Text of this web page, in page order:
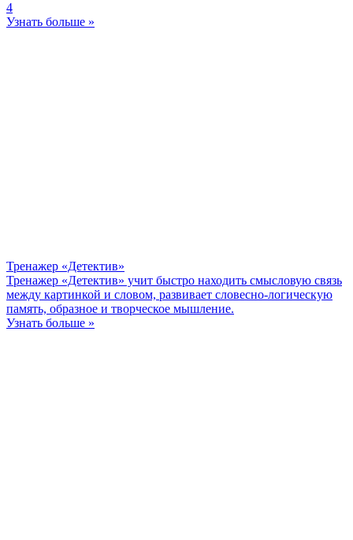
4
Узнать больше »
Тренажер «Детектив»
Тренажер «Детектив» учит быстро находить смысловую связь
между картинкой и словом, развивает словесно-логическую
память, образное и творческое мышление.
Узнать больше »